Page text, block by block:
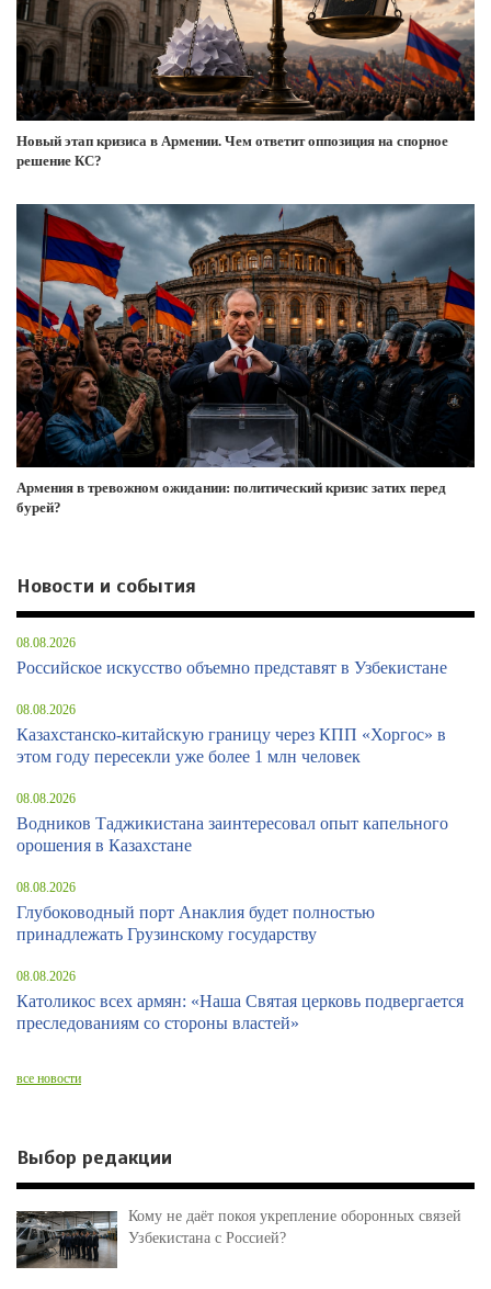
Новый этап кризиса в Армении. Чем ответит оппозиция на спорное
решение КС?
Армения в тревожном ожидании: политический кризис затих перед
бурей?
Новости и события
08.08.2026
Российское искусство объемно представят в Узбекистане
08.08.2026
Казахстанско-китайскую границу через КПП «Хоргос» в
этом году пересекли уже более 1 млн человек
08.08.2026
Водников Таджикистана заинтересовал опыт капельного
орошения в Казахстане
08.08.2026
Глубоководный порт Анаклия будет полностью
принадлежать Грузинскому государству
08.08.2026
Католикос всех армян: «Наша Святая церковь подвергается
преследованиям со стороны властей»
все новости
Выбор редакции
Кому не даёт покоя укрепление оборонных связей
Узбекистана с Россией?